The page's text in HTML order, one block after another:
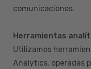
comunicaciones.
Herramientas
Utilizamos
Analytics, operadas